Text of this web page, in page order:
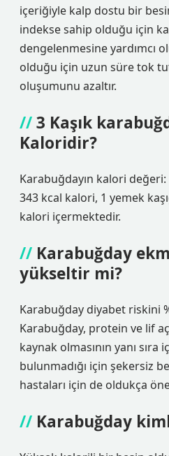
içeriğiyle kalp dostu bir
indekse sahip olduğu için
dengelenmesine yardımcı
olduğu için uzun süre tok
oluşumunu azaltır.
3 Kaşık
Kaloridir?
Karabuğdayın kalori
343 kcal kalori, 1 yemek
kalori içermektedir.
Karabuğday
yükseltir mi?
Karabuğday diyabet riskini
Karabuğday, protein ve lif
kaynak olmasının yanı
bulunmadığı için şekersiz
hastaları için de oldukça
Karabuğday